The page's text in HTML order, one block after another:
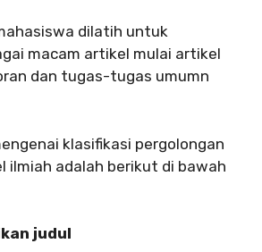
dilatih untuk
macam artikel mulai artikel
dan tugas-tugas umumn
klasifikasi pergolongan
ilmiah adalah berikut di bawah
judul